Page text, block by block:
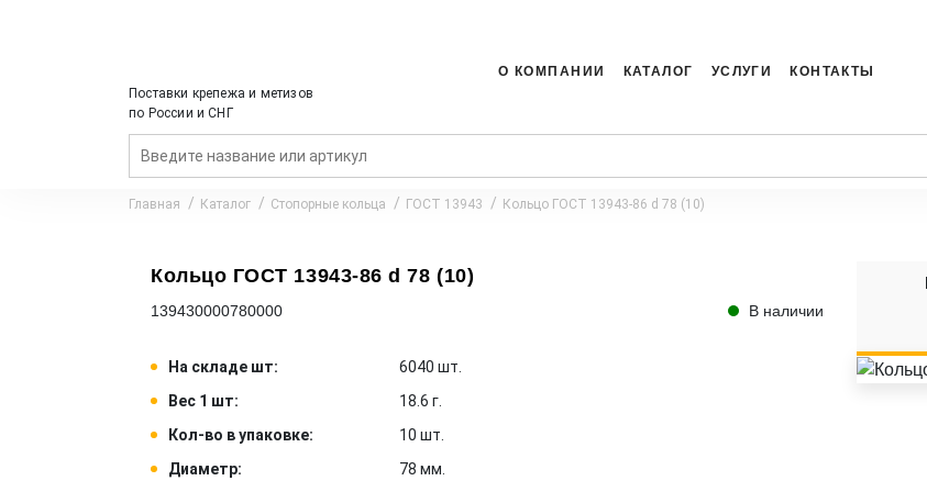
Поставки крепежа и метизов
по России и СНГ
О КОМПАНИИ КАТАЛОГ УСЛУГИ КОНТАКТЫ
Главная Каталог Стопорные кольца ГОСТ 13943 Кольцо ГОСТ 13943-86 d 78 (10)
Кольцо ГОСТ 13943-86 d 78 (10)
139430000780000 В наличии
На складе шт:
6040 шт.
Вес 1 шт:
18.6 г.
Кол-во в упаковке:
10 шт.
Диаметр:
78 мм.